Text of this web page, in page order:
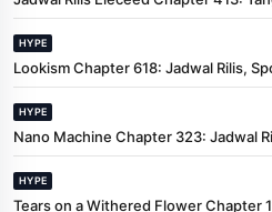
HYPE
Lookism Chapter 618: Jadwal Rilis,
HYPE
Nano Machine Chapter 323: Jadwal
HYPE
Tears on a Withered Flower Chapter